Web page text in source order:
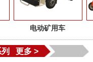
电动矿用车
列 更多 >